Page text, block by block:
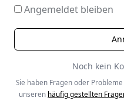
Angemeldet bleiben
Noch kein
Sie haben Fragen oder
unseren häufig gestellten